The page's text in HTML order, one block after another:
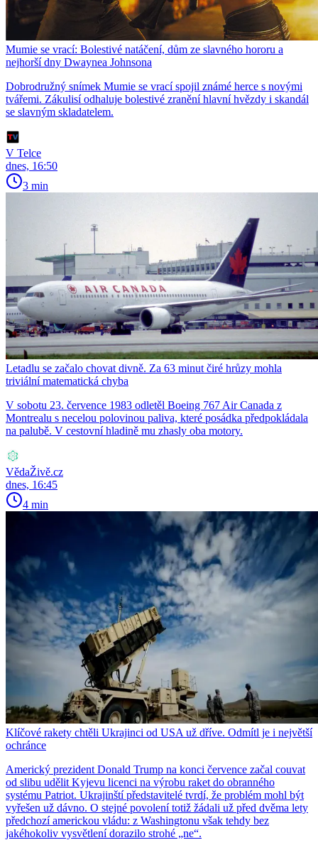
Mumie se vrací: Bolestivé natáčení, dům ze slavného hororu a
nejhorší dny Dwaynea Johnsona
Dobrodružný snímek Mumie se vrací spojil známé herce s novými
tvářemi. Zákulisí odhaluje bolestivé zranění hlavní hvězdy i skandál
se slavným skladatelem.
V Telce
dnes, 16:50
3 min
Letadlu se začalo chovat divně. Za 63 minut čiré hrůzy mohla
triviální matematická chyba
V sobotu 23. července 1983 odletěl Boeing 767 Air Canada z
Montrealu s necelou polovinou paliva, které posádka předpokládala
na palubě. V cestovní hladině mu zhasly oba motory.
VědaŽivě.cz
dnes, 16:45
4 min
Klíčové rakety chtěli Ukrajinci od USA už dříve. Odmítl je i největší
ochránce
Americký prezident Donald Trump na konci července začal couvat
od slibu udělit Kyjevu licenci na výrobu raket do obranného
systému Patriot. Ukrajinští představitelé tvrdí, že problém mohl být
vyřešen už dávno. O stejné povolení totiž žádali už před dvěma lety
předchozí americkou vládu: z Washingtonu však tehdy bez
jakéhokoliv vysvětlení dorazilo strohé „ne“.